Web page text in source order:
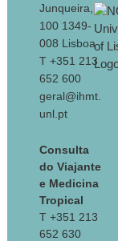
Junqueira,
100 1349-
008 Lisboa
T +351 213
652 600
geral@ihmt.
unl.pt
Consulta
do Viajante
e Medicina
Tropical
T +351 213
652 630